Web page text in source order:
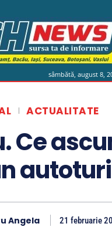
sâmbătă, august 8,
ACTUALITATE
Ce
Angela 21 februarie